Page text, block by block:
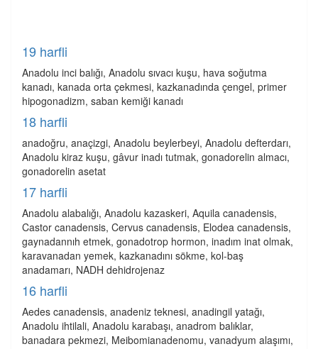
19 harfli
Anadolu inci balığı, Anadolu sıvacı kuşu, hava soğutma
kanadı, kanada orta çekmesi, kazkanadında çengel, primer
hipogonadizm, saban kemiği kanadı
18 harfli
anadoğru, anaçizgi, Anadolu beylerbeyi, Anadolu defterdarı,
Anadolu kiraz kuşu, gâvur inadı tutmak, gonadorelin almacı,
gonadorelin asetat
17 harfli
Anadolu alabalığı, Anadolu kazaskeri, Aquila canadensis,
Castor canadensis, Cervus canadensis, Elodea canadensis,
gaynadannıh etmek, gonadotrop hormon, inadım inat olmak,
karavanadan yemek, kazkanadını sökme, kol-baş
anadamarı, NADH dehidrojenaz
16 harfli
Aedes canadensis, anadeniz teknesi, anadingil yatağı,
Anadolu ihtilali, Anadolu karabaşı, anadrom balıklar,
banadara pekmezi, Meibomianadenomu, vanadyum alaşımı,